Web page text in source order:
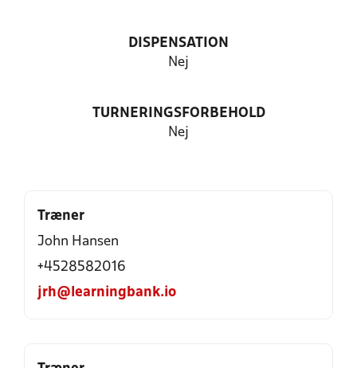
DISPENSATION
Nej
TURNERINGSFORBEHOLD
Nej
Træner
John Hansen
+4528582016
jrh@learningbank.io